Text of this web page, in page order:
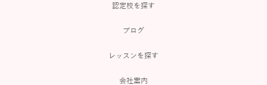
認定校を探す
ブログ
レッスンを探す
会社案内